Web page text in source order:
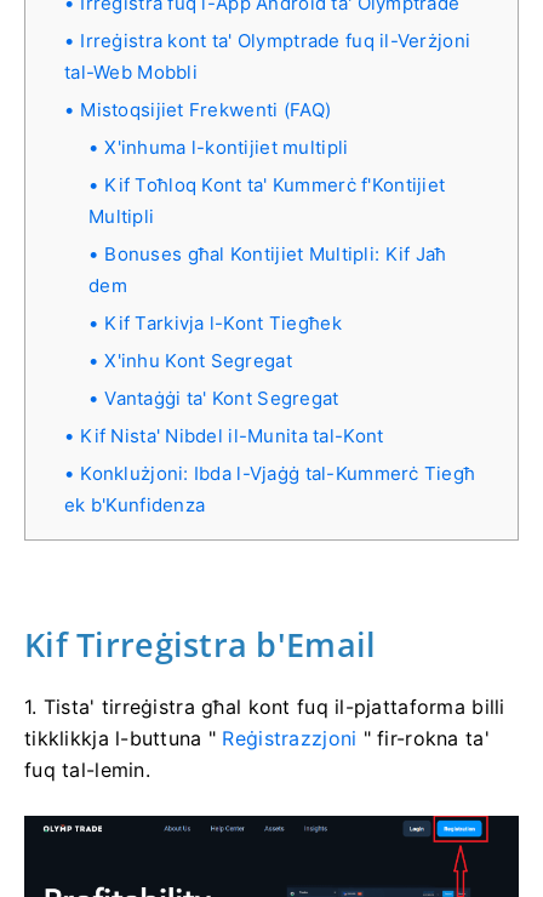
Irreġistra kont ta' Olymptrade fuq il-Verżjoni
tal-Web Mobbli
Mistoqsijiet Frekwenti (FAQ)
X'inhuma l-kontijiet multipli
Kif Toħloq Kont ta' Kummerċ f'Kontijiet
Multipli
Bonuses għal Kontijiet Multipli: Kif Jaħ
dem
Kif Tarkivja l-Kont Tiegħek
X'inhu Kont Segregat
Vantaġġi ta' Kont Segregat
Kif Nista' Nibdel il-Munita tal-Kont
Konklużjoni: Ibda l-Vjaġġ tal-Kummerċ Tiegħ
ek b'Kunfidenza
Kif Tirreġistra b'Email
1. Tista' tirreġistra għal kont fuq il-pjattaforma billi
tikklikkja l-buttuna " Reġistrazzjoni " fir-rokna ta'
fuq tal-lemin.